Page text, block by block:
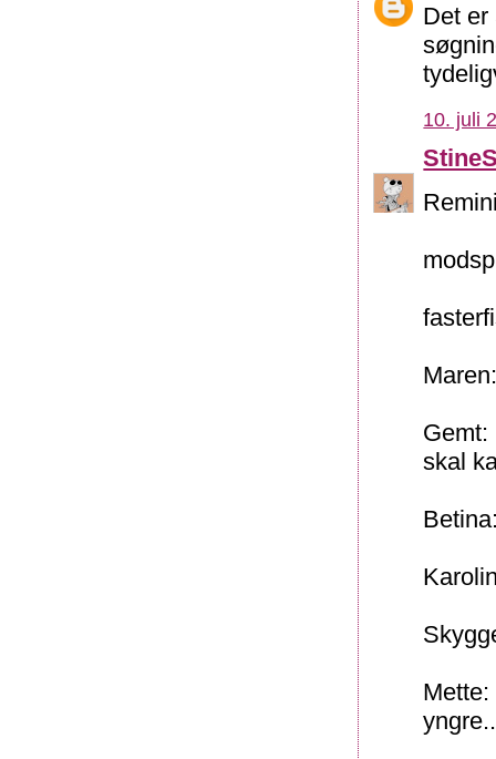
Det er
10. juli
skal